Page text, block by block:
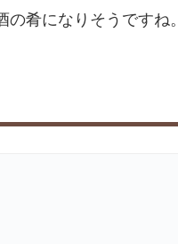
肴になりそうですね。